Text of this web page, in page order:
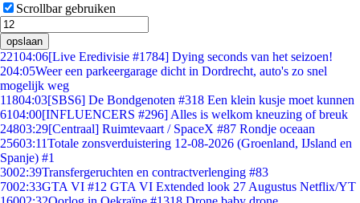
Scrollbar gebruiken
opslaan
22104:06[Live Eredivisie #1784] Dying seconds van het seizoen!
204:05Weer een parkeergarage dicht in Dordrecht, auto's zo snel
mogelijk weg
11804:03[SBS6] De Bondgenoten #318 Een klein kusje moet kunnen
6104:00[INFLUENCERS #296] Alles is welkom kneuzing of breuk
24803:29[Centraal] Ruimtevaart / SpaceX #87 Rondje oceaan
25603:11Totale zonsverduistering 12-08-2026 (Groenland, IJsland en
Spanje) #1
3002:39Transfergeruchten en contractverlenging #83
7002:33GTA VI #12 GTA VI Extended look 27 Augustus Netflix/YT